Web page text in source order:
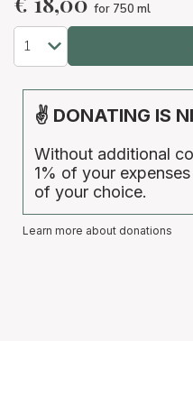
for 750 ml
✌ DONATING IS
Without additional
1% of your
of your choice.
Learn more about donations